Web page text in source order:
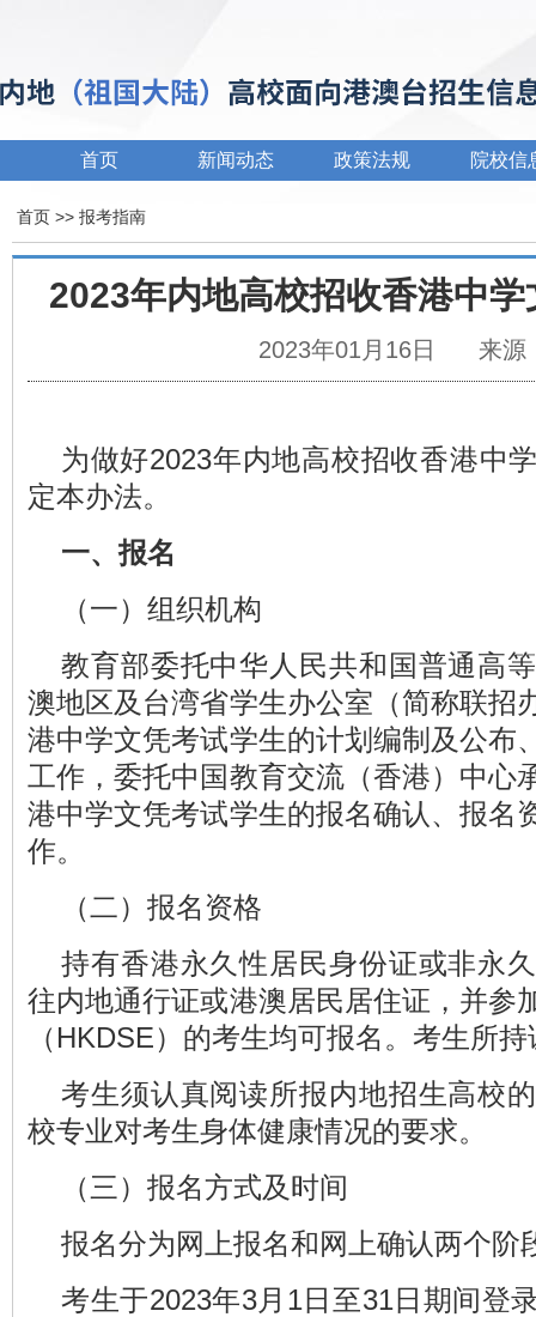
首页 新闻动态 政策法规 院校信
首页 >> 报考指南
2023年内地高校招收香港中
2023年01月16日 来源
为做好2023年内地高校招收香港中
定本办法。
一、报名
（一）组织机构
教育部委托中华人民共和国普通高
澳地区及台湾省学生办公室（简称联招
港中学文凭考试学生的计划编制及公布
工作，委托中国教育交流（香港）中心
港中学文凭考试学生的报名确认、报名
作。
（二）报名资格
持有香港永久性居民身份证或非永
往内地通行证或港澳居民居住证，并参
（HKDSE）的考生均可报名。考生所
考生须认真阅读所报内地招生高校
校专业对考生身体健康情况的要求。
（三）报名方式及时间
报名分为网上报名和网上确认两个阶
考生于2023年3月1日至31日期间登